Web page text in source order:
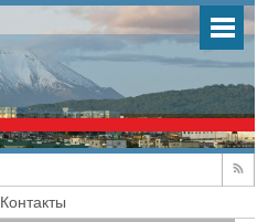
Контакты